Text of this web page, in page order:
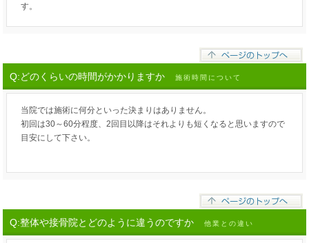
す。
Q:どのくらいの時間がかかりますか 施術時間について
当院では施術に何分といった決まりはありません。
初回は30～60分程度、2回目以降はそれよりも短くなると思いますので
目安にして下さい。
Q:整体や接骨院とどのように違うのですか 他業との違い